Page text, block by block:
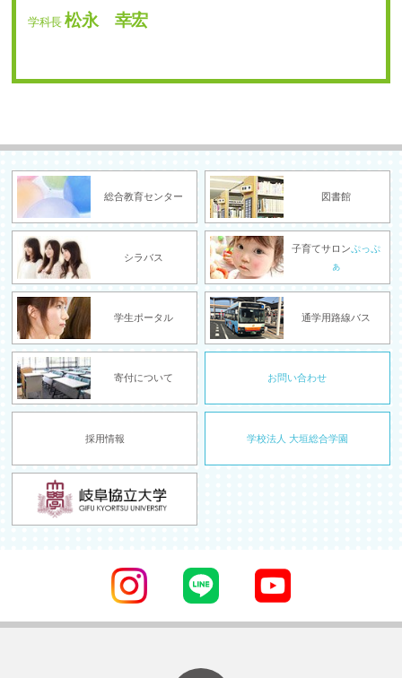
学科長松永 幸宏
総合教育センター 図書館
シラバス
子育てサロンぷっぷ
ぁ
学生ポータル 通学用路線バス
寄付について お問い合わせ
採用情報 学校法人 大垣総合学園